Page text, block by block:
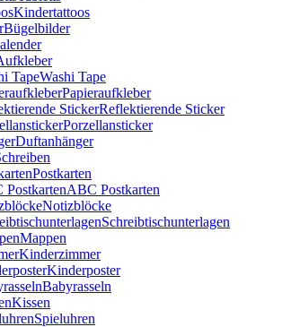
Kindertattoos
Bügelbilder
Washi Tape
Papieraufkleber
Reflektierende Sticker
Porzellansticker
Duftanhänger
Postkarten
ABC Postkarten
Notizblöcke
Schreibtischunterlagen
Mappen
Kinderzimmer
Kinderposter
Babyrasseln
Kissen
Spieluhren